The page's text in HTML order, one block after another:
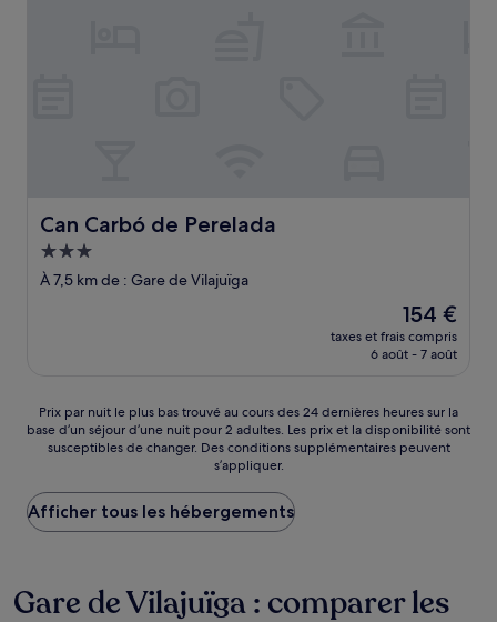
Can Carbó de Perelada
Can Carbó de Perelada
Hébergement
3.0 étoiles
À 7,5 km de : Gare de Vilajuïga
Le
nouveau
prix
154 €
154 €
taxes et frais compris
6 août - 7 août
Prix
par
nuit
plus
bas
trouvé
des
24 dernières
Prix par nuit le plus bas trouvé au cours des 24 dernières heures sur la
base d’un séjour d’une nuit pour 2 adultes. Les prix et la disponibilité sont
susceptibles de changer. Des conditions supplémentaires peuvent
s’appliquer.
Afficher tous les hébergements
Gare de Vilajuïga : comparer les